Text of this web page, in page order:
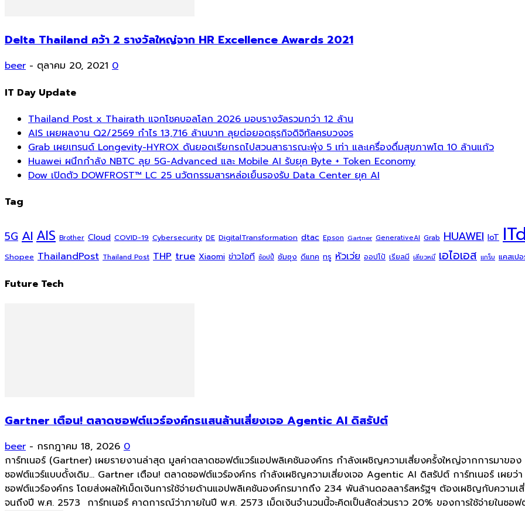
Delta Thailand คว้า 2 รางวัลใหญ่จาก HR Excellence Awards 2021
beer - ตุลาคม 20, 2021 0
IT Day Update
Thailand Post x Thairath แจกโชคบอลโลก 2026 มอบรางวัลรวมกว่า 12 ล้าน
AIS เผยผลงาน Q2/2569 กำไร 13,716 ล้านบาท ลุยต่อยอดธุรกิจดิจิทัลครบวงจร
Grab เผยเทรนด์ Longevity-HYROX ดันยอดเรียกรถไปสวนสาธารณะพุ่ง 5 เท่า และเครื่องดื่มสุขภาพโต 10 ล้านแก้ว
Huawei ผนึกกำลัง NBTC ลุย 5G-Advanced และ Mobile AI รับยุค Byte + Token Economy
Dow เปิดตัว DOWFROST™ LC 25 นวัตกรรมสารหล่อเย็นรองรับ Data Center ยุค AI
Tag
5G AI AIS Brother Cloud COVID-19 Cybersecurity DE DigitalTransformation dtac Epson Gartner GenerativeAI Grab HUAWEI IoT
Shopee ThailandPost Thailand Post THP true Xiaomi ข่าวไอที ช้อปปี้ ซัมซุง ดีแทค ทรู หัวเว่ย ออปโป้ เรียลมี เสียวหมี่ เอไอเอส แกร็บ แคสเป
Future Tech
Gartner เตือน! ตลาดซอฟต์แวร์องค์กรแสนล้านเสี่ยงเจอ Agentic AI ดิสรัปต์
beer - กรกฎาคม 18, 2026 0
การ์ทเนอร์ (Gartner) เผยรายงานล่าสุด มูลค่าตลาดซอฟต์แวร์แอปพลิเคชันองค์กร กำลังเผชิญความเสี่ยงครั้งใหญ่จากการมาขอ
ซอฟต์แวร์แบบดั้งเดิม... Gartner เตือน! ตลาดซอฟต์แวร์องค์กร กำลังเผชิญความเสี่ยงเจอ Agentic AI ดิสรัปต์ การ์ทเนอร์ เผยว่
ซอฟต์แวร์องค์กร โดยส่งผลให้เม็ดเงินการใช้จ่ายด้านแอปพลิเคชันองค์กรมากถึง 234 พันล้านดอลลาร์สหรัฐฯ ต้องเผชิญกับความเ
จนถึงปี พ.ศ. 2573 การ์ทเนอร์ คาดการณ์ว่าภายในปี พ.ศ. 2573 เม็ดเงินจำนวนนี้จะคิดเป็นสัดส่วนราว 20% ของการใช้จ่ายในซอฟ